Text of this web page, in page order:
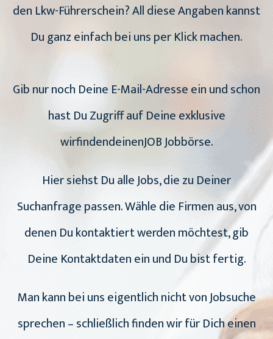
den Lkw-Führerschein? All diese Angaben kannst
Du ganz einfach bei uns per Klick machen.
Gib nur noch Deine E-Mail-Adresse ein und schon
hast Du Zugriff auf Deine exklusive
wirfindendeinenJOB Jobbörse.
Hier siehst Du alle Jobs, die zu Deiner
Suchanfrage passen. Wähle die Firmen aus, von
denen Du kontaktiert werden möchtest, gib
Deine Kontaktdaten ein und Du bist fertig.
Man kann bei uns eigentlich nicht von Jobsuche
sprechen – schließlich finden wir für Dich einen